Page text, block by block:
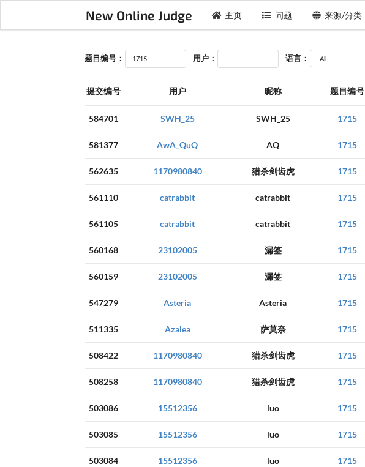
New Online Judge 主页 问题 来源/分类
题目编号： 用户： 语言：
提交编号 用户 昵称 题目编号
584701 SWH_25 SWH_25 1715
581377 AwA_QuQ AQ 1715
562635 1170980840 猎杀剑齿虎 1715
561110 catrabbit catrabbit 1715
561105 catrabbit catrabbit 1715
560168 23102005 漏签 1715
560159 23102005 漏签 1715
547279 Asteria Asteria 1715
511335 Azalea 萨莫奈 1715
508422 1170980840 猎杀剑齿虎 1715
508258 1170980840 猎杀剑齿虎 1715
503086 15512356 luo 1715
503085 15512356 luo 1715
503084 15512356 luo 1715